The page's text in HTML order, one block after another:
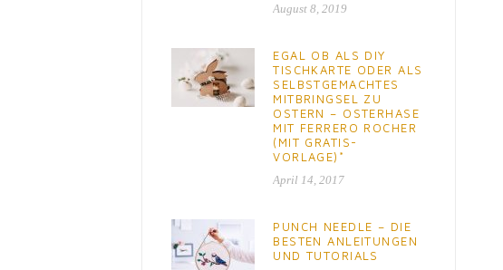
August 8, 2019
EGAL OB ALS DIY
TISCHKARTE ODER ALS
SELBSTGEMACHTES
MITBRINGSEL ZU
OSTERN – OSTERHASE
MIT FERRERO ROCHER
(MIT GRATIS-
VORLAGE)*
April 14, 2017
PUNCH NEEDLE – DIE
BESTEN ANLEITUNGEN
UND TUTORIALS